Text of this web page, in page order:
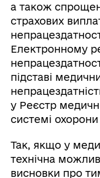
а також
страхових
Електронному
підставі
у Реєстр
системі охорони
Так, якщо у
технічна
висновки про